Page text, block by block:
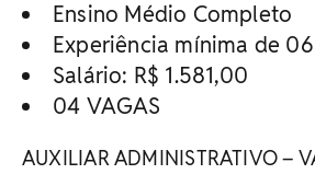
Ensino Médio Completo
Experiência mínima de
Salário: R$ 1.581,00
04 VAGAS
AUXILIAR ADMINISTRATIVO –